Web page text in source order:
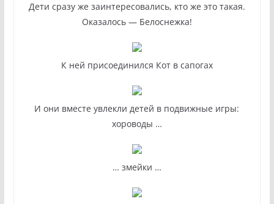
Дети сразу же заинтересовались, кто же это такая.
Оказалось — Белоснежка!
К ней присоединился Кот в сапогах
И они вместе увлекли детей в подвижные игры:
хороводы …
… змейки …